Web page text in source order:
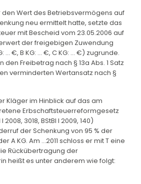
Wert des Betriebsvermögens auf
neu ermittelt hatte, setzte das
mit Bescheid vom 23.05.2006 auf
der freigebigen Zuwendung
... €, B KG: ... €, C KG: ... €) zugrunde.
Freibetrag nach § 13a Abs. 1 Satz
verminderten Wertansatz nach §
Kläger im Hinblick auf das am
Erbschaftsteuerreformgesetz
2008, 3018, BStBl I 2009, 140)
der Schenkung von 95 % der
A KG. Am ...2011 schloss er mit T eine
Rückübertragung der
heißt es unter anderem wie folgt: